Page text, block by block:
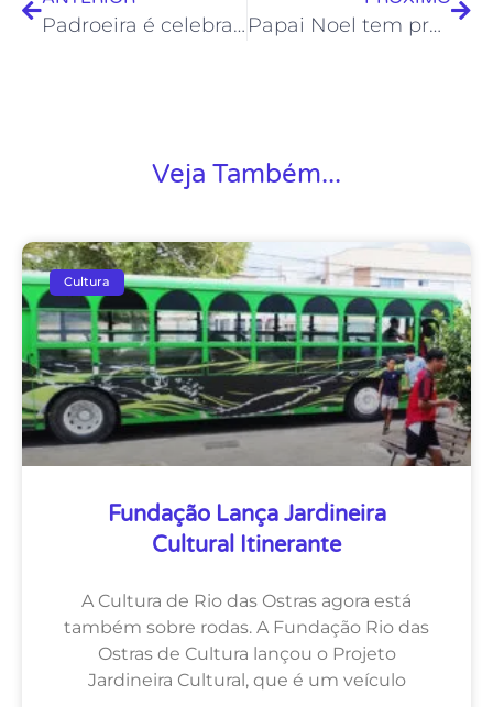
Padroeira é celebrada com procissão, missa campal e shows Papai Noel tem programação no Centro e em Costazul
Veja Também...
Cultura
Fundação Lança Jardineira
Cultural Itinerante
A Cultura de Rio das Ostras agora está
também sobre rodas. A Fundação Rio das
Ostras de Cultura lançou o Projeto
Jardineira Cultural, que é um veículo